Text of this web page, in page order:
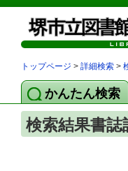
トップページ > 詳細検索 >
かんたん検索
検索結果書誌